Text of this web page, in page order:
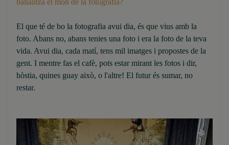
banalitza el món de la fotografia?
El que té de bo la fotografia avui dia, és que vius amb la
foto. Abans no, abans tenies una foto i era la foto de la teva
vida. Avui dia, cada matí, tens mil imatges i propostes de la
gent. I mentre fas el cafè, pots estar mirant les fotos i dir,
hòstia, quines guay això, o l'altre! El futur és sumar, no
restar.